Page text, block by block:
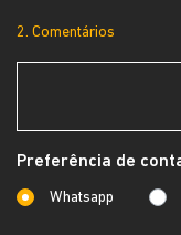
2. Comentários
Preferência de
Whatsapp